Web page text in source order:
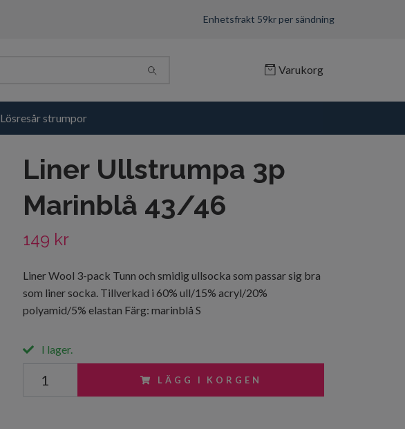
Enhetsfrakt 59kr per sändning
Varukorg
Lösresår strumpor
Liner Ullstrumpa 3p
Marinblå 43/46
149 kr
Liner Wool 3-pack Tunn och smidig ullsocka som passar sig bra
som liner socka. Tillverkad i 60% ull/15% acryl/20%
polyamid/5% elastan Färg: marinblå S
I lager.
LÄGG I KORGEN